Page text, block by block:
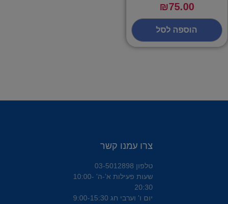
₪75.00
הוספה לסל
צרו עמנו קשר
טלפון 03-5012898
שעות פעילות א’-ה’ 10:00-
20:30
יום ו' וערבי חג 9:00-15:30